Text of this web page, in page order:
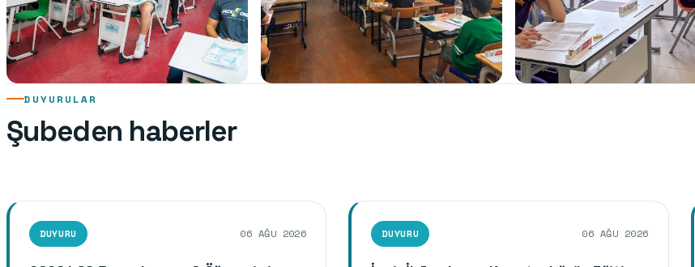
DUYURULAR
Şubeden haberler
DUYURU 06 AĞU 2026 DUYURU 06 AĞU 2026